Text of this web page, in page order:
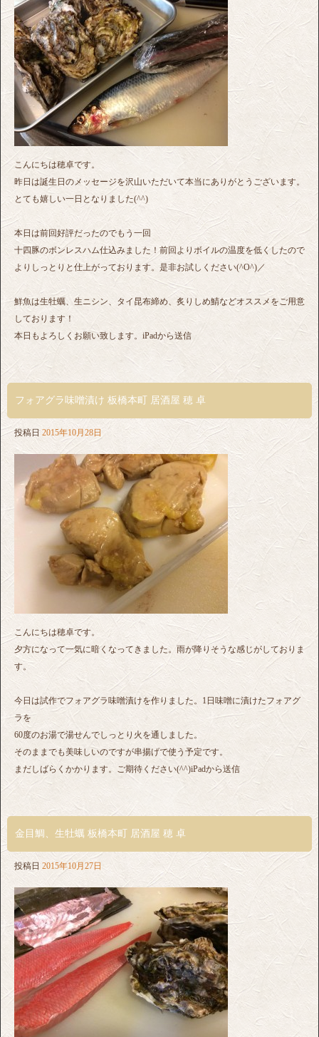
こんにちは穂卓です。
昨日は誕生日のメッセージを沢山いただいて本当にありがとうございます。
とても嬉しい一日となりました(^^)
本日は前回好評だったのでもう一回
十四豚のボンレスハム仕込みました！前回よりボイルの温度を低くしたので
よりしっとりと仕上がっております。是非お試しください(^O^)／
鮮魚は生牡蠣、生ニシン、タイ昆布締め、炙りしめ鯖などオススメをご用意
しております！
本日もよろしくお願い致します。iPadから送信
フォアグラ味噌漬け 板橋本町 居酒屋 穂 卓
投稿日 2015年10月28日
こんにちは穂卓です。
夕方になって一気に暗くなってきました。雨が降りそうな感じがしておりま
す。
今日は試作でフォアグラ味噌漬けを作りました。1日味噌に漬けたフォアグ
ラを
60度のお湯で湯せんでしっとり火を通しました。
そのままでも美味しいのですが串揚げで使う予定です。
まだしばらくかかります。ご期待ください(^^)iPadから送信
金目鯛、生牡蠣 板橋本町 居酒屋 穂 卓
投稿日 2015年10月27日